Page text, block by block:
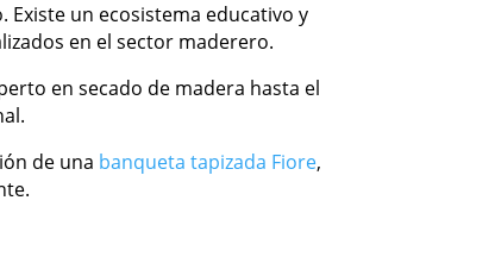
un ecosistema educativo y
en el sector maderero.
en secado de madera hasta el
de una banqueta tapizada Fiore,